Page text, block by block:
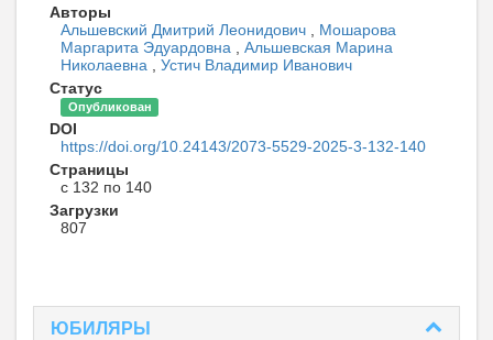
Авторы
Альшевский Дмитрий Леонидович
Мошарова
Маргарита Эдуардовна
Альшевская Марина
Николаевна
Устич Владимир Иванович
Статус
Опубликован
DOI
https://doi.org/10.24143/2073-5529-2025-3-132-140
Страницы
с 132 по 140
Загрузки
807
ЮБИЛЯРЫ